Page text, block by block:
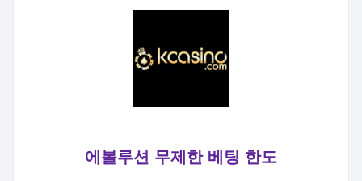
에볼루션 무제한 베팅 한도